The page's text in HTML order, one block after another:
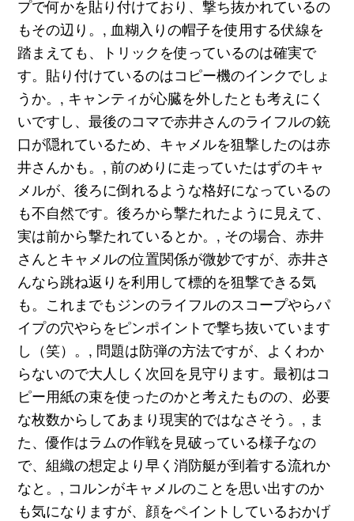
プで何かを貼り付けており、撃ち抜かれているの
もその辺り。, 血糊入りの帽子を使用する伏線を
踏まえても、トリックを使っているのは確実で
す。貼り付けているのはコピー機のインクでしょ
うか。, キャンティが心臓を外したとも考えにく
いですし、最後のコマで赤井さんのライフルの銃
口が隠れているため、キャメルを狙撃したのは赤
井さんかも。, 前のめりに走っていたはずのキャ
メルが、後ろに倒れるような格好になっているの
も不自然です。後ろから撃たれたように見えて、
実は前から撃たれているとか。, その場合、赤井
さんとキャメルの位置関係が微妙ですが、赤井さ
んなら跳ね返りを利用して標的を狙撃できる気
も。これまでもジンのライフルのスコープやらパ
イプの穴やらをピンポイントで撃ち抜いています
し（笑）。, 問題は防弾の方法ですが、よくわか
らないので大人しく次回を見守ります。最初はコ
ピー用紙の束を使ったのかと考えたものの、必要
な枚数からしてあまり現実的ではなさそう。, ま
た、優作はラムの作戦を見破っている様子なの
で、組織の想定より早く消防艇が到着する流れか
なと。, コルンがキャメルのことを思い出すのか
も気になりますが、顔をペイントしているおかげ